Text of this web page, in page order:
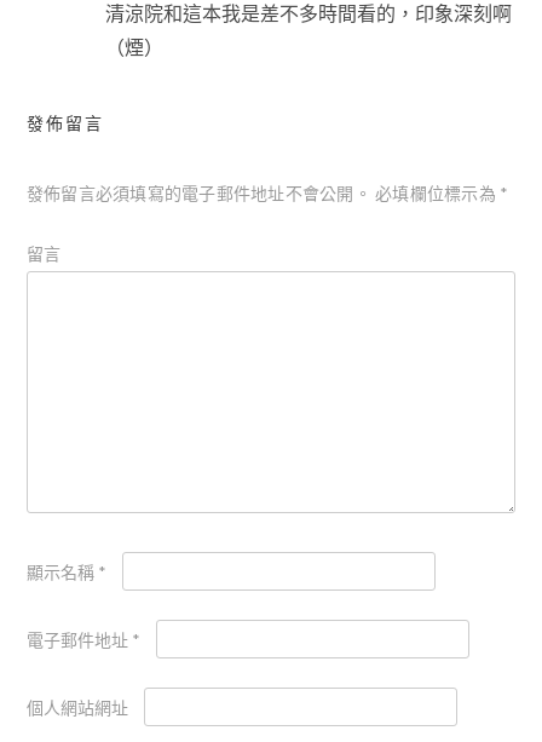
清涼院和這本我是差不多時間看的，印象深刻啊
（煙）
發佈留言
發佈留言必須填寫的電子郵件地址不會公開。 必填欄位標示為 *
留言
顯示名稱 *
電子郵件地址 *
個人網站網址